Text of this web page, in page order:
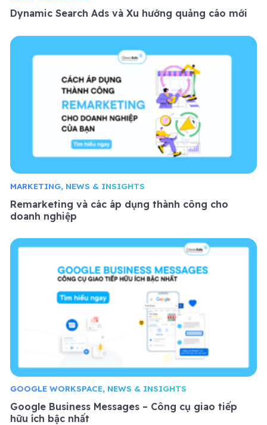
Dynamic Search Ads và Xu hướng quảng cáo mới
MARKETING, NEWS & INSIGHTS
Remarketing và các áp dụng thành công cho
doanh nghiệp
GOOGLE WORKSPACE, NEWS & INSIGHTS
Google Business Messages – Công cụ giao tiếp
hữu ích bậc nhất